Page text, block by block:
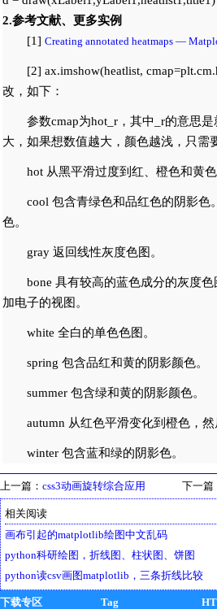
2.参考文献、更多实例
[1] Creating annotated heatmaps —
[2] ax.imshow(heatlist,
改，如下：
参数cmap为hot_r，其中_r的意思
大，如果想数值越大，颜色越浅，只需
hot 从黑平滑过度到红、橙色和黄
cool 包含青绿色和品红色的阴影色
色。
gray 返回线性灰度色图。
bone 具有较高的蓝色成分的灰度
加电子的视图。
white 全白的单色色图。
spring 包含品红和黄的阴影颜色。
summer 包含绿和黄的阴影颜色。
autumn 从红色平滑变化到橙色，然
winter 包含蓝和绿的阴影色。
上一篇： css3动画旋转综合应用 下一篇
相关阅读
画布引起的matplotlib绘图中文乱码
python科研绘图，折线图、柱状图、饼图
python读csv画图matplotlib，三条折线比较
下载专区
Tag